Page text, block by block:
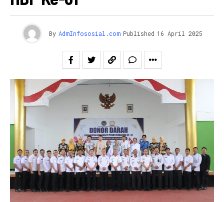
By AdmInfososial.com Published 16 April 2025